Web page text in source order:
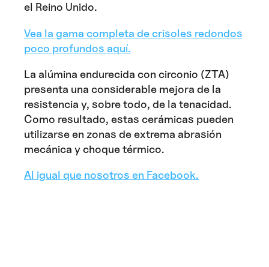
el Reino Unido.
Vea la gama completa de crisoles redondos
poco profundos aquí.
La alúmina endurecida con circonio (ZTA)
presenta una considerable mejora de la
resistencia y, sobre todo, de la tenacidad.
Como resultado, estas cerámicas pueden
utilizarse en zonas de extrema abrasión
mecánica y choque térmico.
Al igual que nosotros en Facebook.